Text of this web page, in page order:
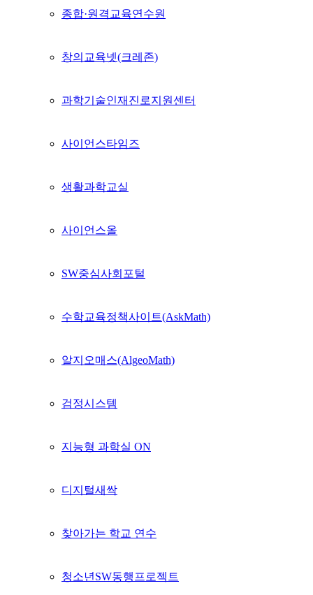
종합·원격교육연수원
창의교육넷(크레존)
과학기술인재진로지원센터
사이언스타임즈
생활과학교실
사이언스올
SW중심사회포털
수학교육정책사이트(AskMath)
알지오매스(AlgeoMath)
검정시스템
지능형 과학실 ON
디지털새싹
찾아가는 학교 연수
청소년SW동행프로젝트